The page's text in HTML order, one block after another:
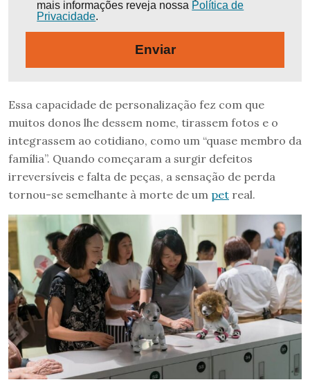
mais informações reveja nossa Política de
Privacidade.
Enviar
Essa capacidade de personalização fez com que
muitos donos lhe dessem nome, tirassem fotos e o
integrassem ao cotidiano, como um “quase membro da
família”. Quando começaram a surgir defeitos
irreversíveis e falta de peças, a sensação de perda
tornou-se semelhante à morte de um pet real.